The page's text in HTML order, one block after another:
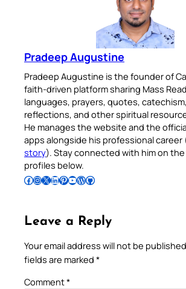
Pradeep Augustine
Pradeep Augustine is the founder of
faith-driven platform sharing Mass
languages, prayers, quotes,
reflections, and other spiritual
He manages the website and the
apps alongside his professional career
story). Stay connected with him on
profiles below.
Follow Pradeep on Facebook Follow Pradeep on InstagramFollow Pradeep on X Follow Pradeep on LinkedIn Follow Pradeep on Pinterest Subscribe to Pradeep’s Youtube Channel Follow Pradeep on WordPress Follow Pradeep on GitHub
Leave a Reply
Your email address will not be
fields are marked *
Comment*